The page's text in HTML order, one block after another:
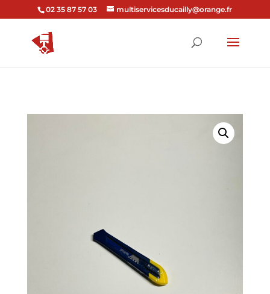
02 35 87 57 03 multiservicesducailly@orange.fr